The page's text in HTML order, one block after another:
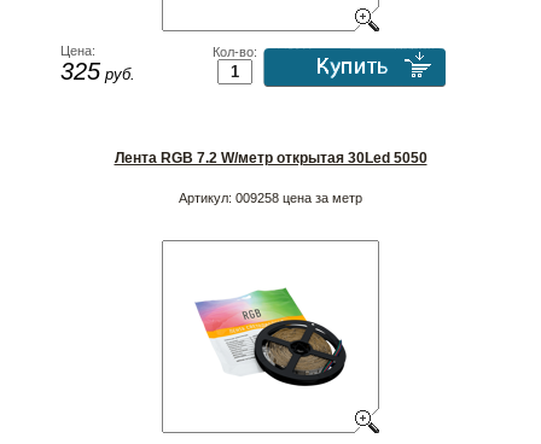
Цена:
325 руб.
Кол-во:
Лента RGB 7.2 W/метр открытая 30Led 5050
Артикул: 009258 цена за метр